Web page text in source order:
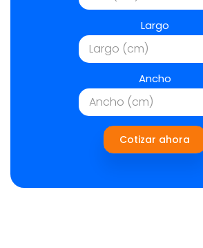
Largo
Ancho
Cotizar ahora